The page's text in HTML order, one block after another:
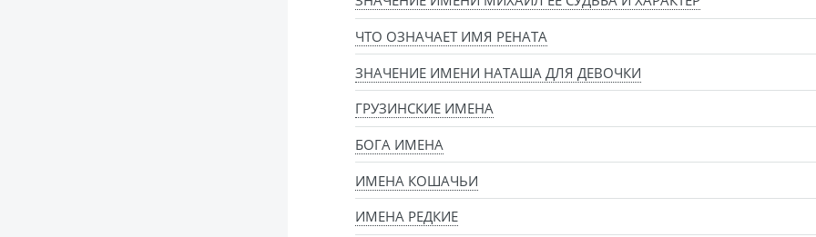
ЧТО ОЗНАЧАЕТ ИМЯ РЕНАТА
ЗНАЧЕНИЕ ИМЕНИ НАТАША ДЛЯ ДЕВОЧКИ
ГРУЗИНСКИЕ ИМЕНА
БОГА ИМЕНА
ИМЕНА КОШАЧЬИ
ИМЕНА РЕДКИЕ